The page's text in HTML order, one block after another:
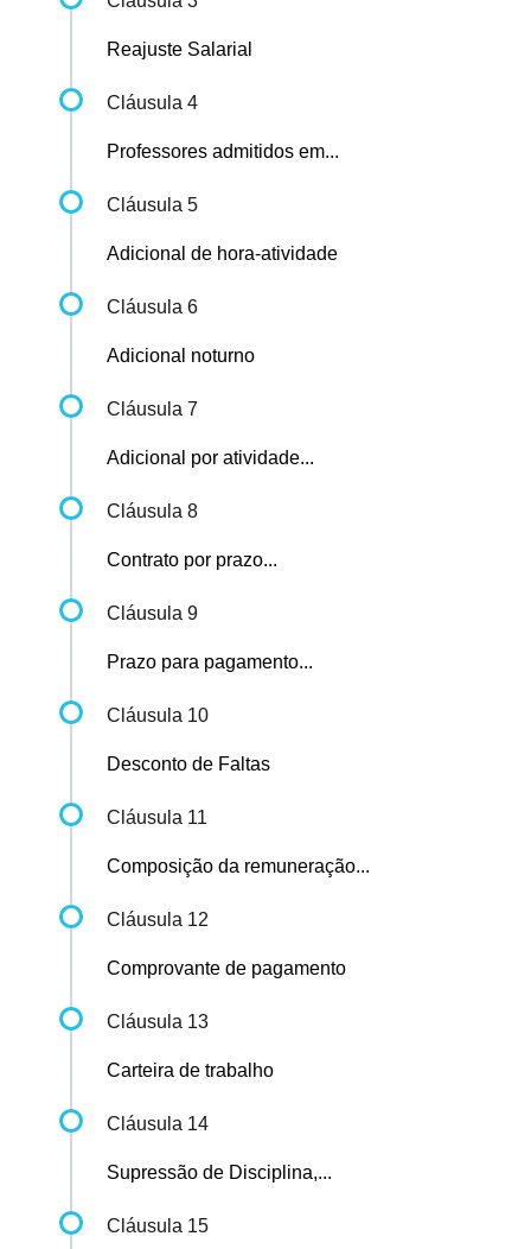
Reajuste Salarial
Cláusula 4
Professores admitidos em...
Cláusula 5
Adicional de hora-atividade
Cláusula 6
Adicional noturno
Cláusula 7
Adicional por atividade...
Cláusula 8
Contrato por prazo...
Cláusula 9
Prazo para pagamento...
Cláusula 10
Desconto de Faltas
Cláusula 11
Composição da remuneração...
Cláusula 12
Comprovante de pagamento
Cláusula 13
Carteira de trabalho
Cláusula 14
Supressão de Disciplina,...
Cláusula 15